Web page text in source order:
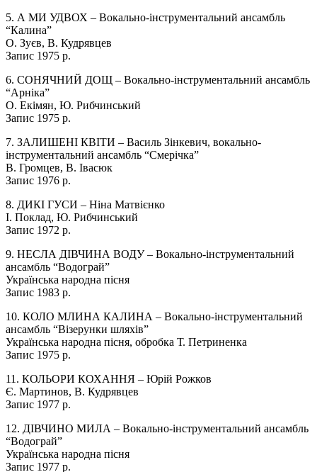
5. А МИ УДВОХ – Вокально-інструментальний ансамбль
“Калина”
О. Зуєв, В. Кудрявцев
Запис 1975 р.
6. СОНЯЧНИЙ ДОЩ – Вокально-інструментальний ансамбль
“Арніка”
О. Екімян, Ю. Рибчинський
Запис 1975 р.
7. ЗАЛИШЕНІ КВІТИ – Василь Зінкевич, вокально-
інструментальний ансамбль “Смерічка”
В. Громцев, В. Івасюк
Запис 1976 р.
8. ДИКІ ГУСИ – Ніна Матвієнко
І. Поклад, Ю. Рибчинський
Запис 1972 р.
9. НЕСЛА ДІВЧИНА ВОДУ – Вокально-інструментальний
ансамбль “Водограй”
Українська народна пісня
Запис 1983 р.
10. КОЛО МЛИНА КАЛИНА – Вокально-інструментальний
ансамбль “Візерунки шляхів”
Українська народна пісня, обробка Т. Петриненка
Запис 1975 р.
11. КОЛЬОРИ КОХАННЯ – Юрій Рожков
Є. Мартинов, В. Кудрявцев
Запис 1977 р.
12. ДІВЧИНО МИЛА – Вокально-інструментальний ансамбль
“Водограй”
Українська народна пісня
Запис 1977 р.